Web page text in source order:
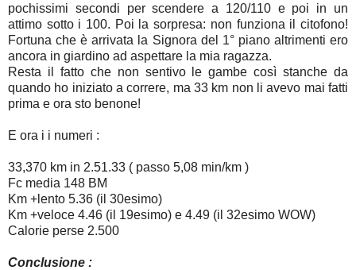
pochissimi secondi per scendere a 120/110 e poi in un
attimo sotto i 100. Poi la sorpresa: non funziona il citofono!
Fortuna che è arrivata la Signora del 1° piano altrimenti ero
ancora in giardino ad aspettare la mia ragazza.
Resta il fatto che non sentivo le gambe così stanche da
quando ho iniziato a correre, ma 33 km non li avevo mai fatti
prima e ora sto benone!
E ora i i numeri :
33,370 km in 2.51.33 ( passo 5,08 min/km )
Fc media 148 BM
Km +lento 5.36 (il 30esimo)
Km +veloce 4.46 (il 19esimo) e 4.49 (il 32esimo WOW)
Calorie perse 2.500
Conclusione :